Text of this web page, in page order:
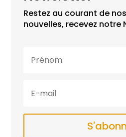
Restez au courant de
nouvelles, recevez notre